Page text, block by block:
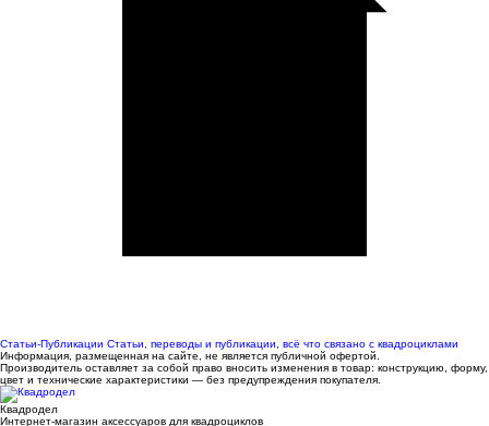
Статьи-Публикации Статьи, переводы и публикации, всё что связано с квадроциклами
Информация, размещенная на сайте, не является публичной офертой.
Производитель оставляет за собой право вносить изменения в товар: конструкцию, форму,
цвет и технические характеристики — без предупреждения покупателя.
Квадродел
Интернет-магазин аксессуаров для квадроциклов